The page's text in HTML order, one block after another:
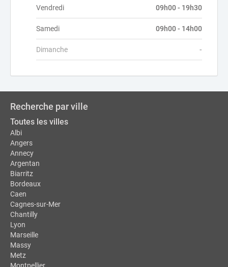
Vendredi 09h00 - 19h30
Samedi 09h00 - 14h00
Dimanche -
Recherche par ville
Toutes les villes
Albi
Angers
Annecy
Argentan
Biarritz
Bordeaux
Caen
Cagnes-sur-Mer
Chantilly
Lyon
Marseille
Massy
Metz